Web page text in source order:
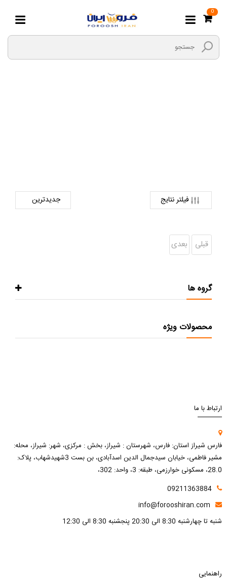
0
فیلتر نتایج
قبلی بعدی
گروه ها
محصولات ویژه
ارتباط با ما
فارس شیراز استان: فارس، شهرستان : شیراز، بخش : مرکزی، شهر: شیراز، محله:
مشیر فاطمی، خیابان سیدجمال الدین اسدآبادی، بن بست 3شهیدشهاب، پلاک:
28.0، مسکونی خوارزمی، طبقه: 3، واحد: 302،
09211363884
info@forooshiran.com
شنبه تا چهارشنبه 8:30 الی 20:30 پنجشنبه 8:30 الی 12:30
راهنمایی